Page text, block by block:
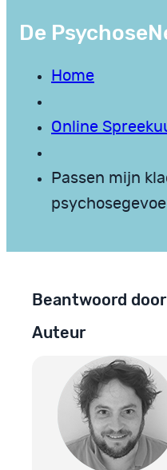
De
Home
Online
Passen mijn
Beantwoord door
Auteur